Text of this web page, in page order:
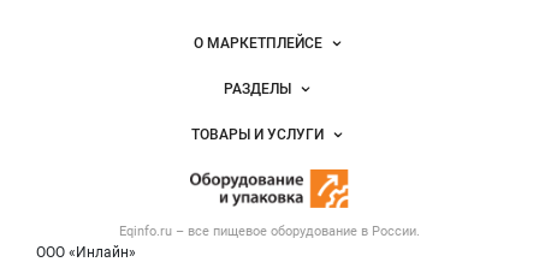
Важные разделы и контакты
Eqinfo.ru – все пищевое оборудование в России.
ООО «Инлайн»
Навигация по сайтуО МАРКЕТПЛЕЙСЕ
Новости Eqinfo.ru
Размещение рекламы
Публичная оферта
Контактная информация
Политика обработки персональных данных
РАЗДЕЛЫ
Объявления
Вакансии
ТОВАРЫ И УСЛУГИ
Оборудование для пищепрома
Тара и упаковка
Б/у оборудование